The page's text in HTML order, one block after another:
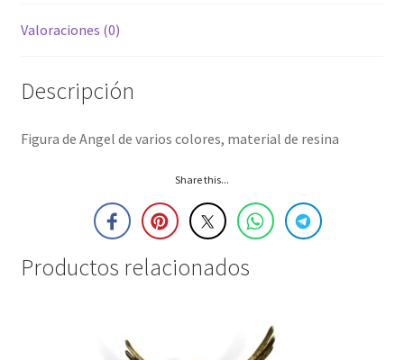
Valoraciones (0)
Descripción
Figura de Angel de varios colores, material de resina
Share this...
Productos relacionados